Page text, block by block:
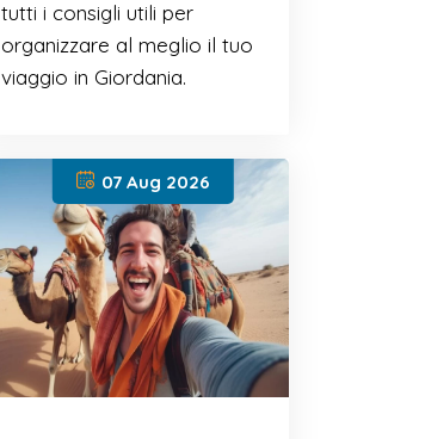
tutti i consigli utili per
organizzare al meglio il tuo
viaggio in Giordania.
07 Aug 2026